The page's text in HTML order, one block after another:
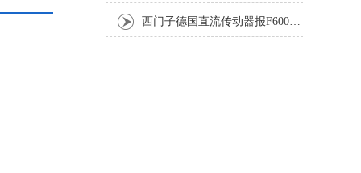
西门子德国直流传动器报F60067高温报警修复排除方法